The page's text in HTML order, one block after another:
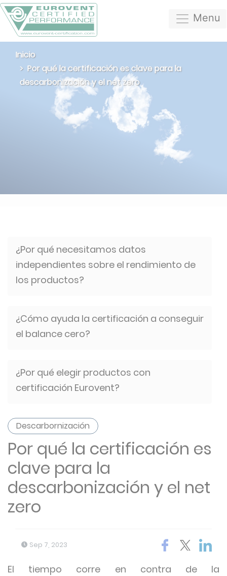
Menu
Inicio
Por qué la certificación es clave para la
descarbonización y el net zero
¿Por qué necesitamos datos
independientes sobre el rendimiento de
los productos?
¿Cómo ayuda la certificación a conseguir
el balance cero?
¿Por qué elegir productos con
certificación Eurovent?
Descarbornización
Por qué la certificación es
clave para la
descarbonización y el net
zero
Sep 7, 2023
El tiempo corre en contra de la